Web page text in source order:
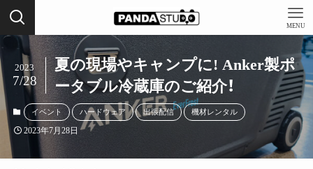
MENU
夏の現場やキャンプに! Anker製ポ
ータブル冷蔵庫のご紹介！
2023
7/28
イベント ハードウェア 出張配信 機材レンタル
2023年7月28日